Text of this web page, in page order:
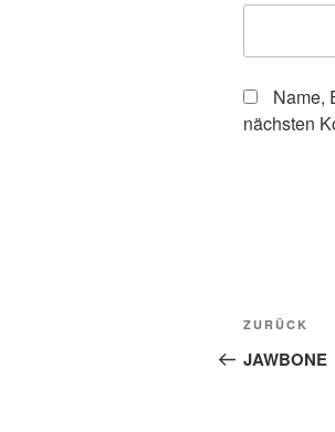
Name,
nächsten
Vorheriger
Beitrag
ZURÜCK
JAWBONE